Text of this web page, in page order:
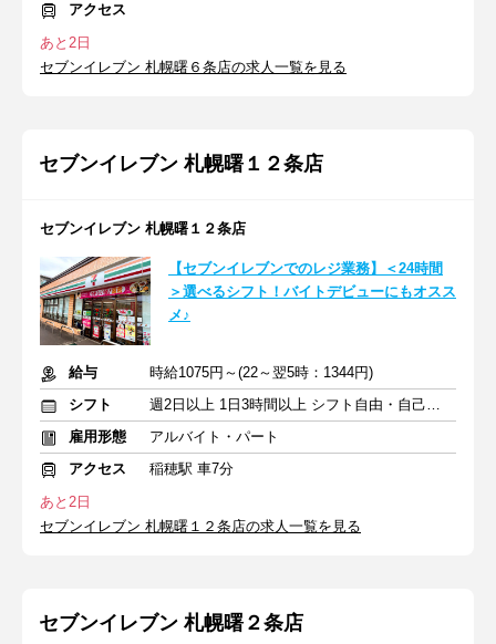
アクセス
あと2日
セブンイレブン 札幌曙６条店の求人一覧を見る
セブンイレブン 札幌曙１２条店
セブンイレブン 札幌曙１２条店
【セブンイレブンでのレジ業務】＜24時間
＞選べるシフト！バイトデビューにもオスス
メ♪
給与
時給1075円～(22～翌5時：1344円)
シフト
週2日以上 1日3時間以上 シフト自由・自己申告
雇用形態
アルバイト・パート
アクセス
稲穂駅 車7分
あと2日
セブンイレブン 札幌曙１２条店の求人一覧を見る
セブンイレブン 札幌曙２条店